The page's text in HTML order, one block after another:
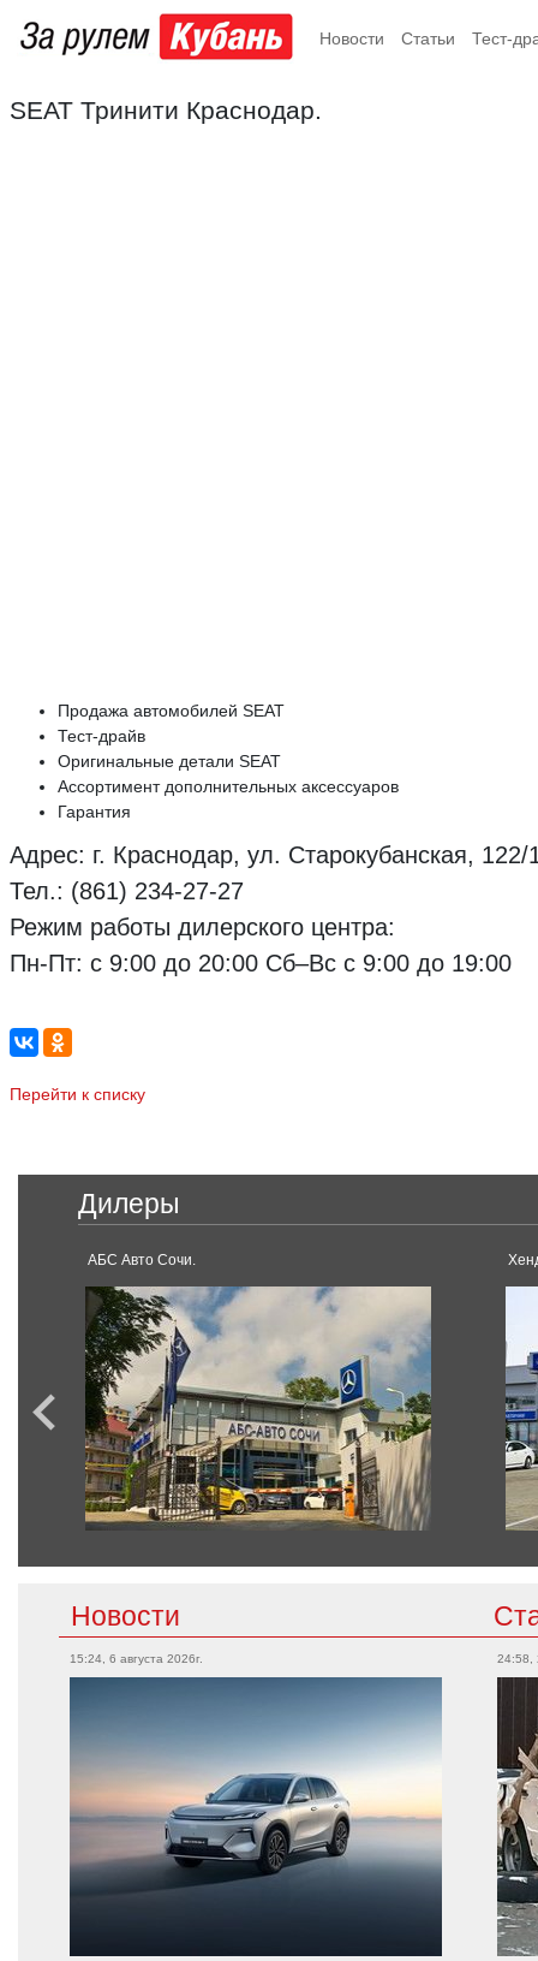
Новости Статьи Тест-
SEAT Тринити Краснодар.
Продажа автомобилей SEAT
Тест-драйв
Оригинальные детали SEAT
Ассортимент дополнительных аксессуаров
Гарантия
Адрес: г. Краснодар, ул. Старокубанская, 122/
Тел.: (861) 234-27-27
Режим работы дилерского центра:
Пн-Пт: с 9:00 до 20:00 Сб–Вс с 9:00 до 19:00
Перейти к списку
Дилеры
АБС Авто Сочи.
Новости
15:24, 6 августа 2026г. 24:58,